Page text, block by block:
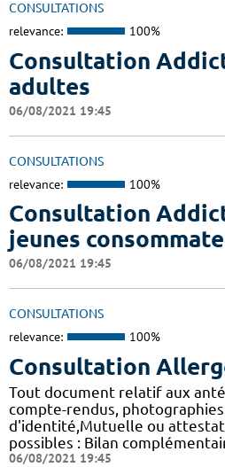
CONSULTATIONS
relevance: 100%
Consultation
adultes
06/08/2021 19:45
CONSULTATIONS
relevance: 100%
Consultation
jeunes
06/08/2021 19:45
CONSULTATIONS
relevance: 100%
Consultation
Tout document relatif aux
compte-rendus,
d'identité,Mutuelle ou
possibles : Bilan
06/08/2021 19:45